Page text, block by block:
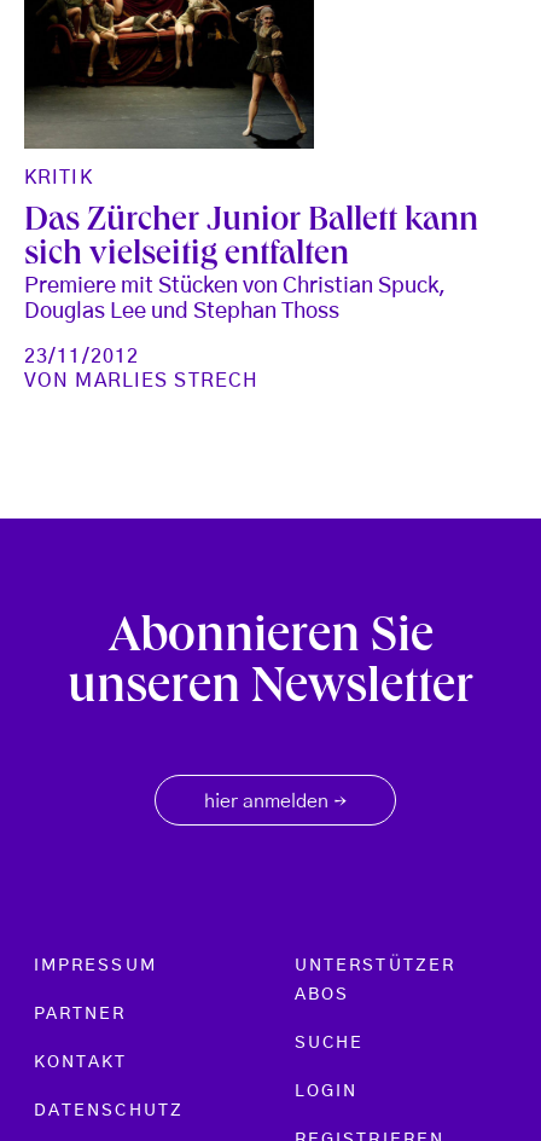
KRITIK
Das Zürcher Junior Ballett kann
sich vielseitig entfalten
Premiere mit Stücken von Christian Spuck,
Douglas Lee und Stephan Thoss
23/11/2012
VON MARLIES STRECH
Abonnieren Sie
unseren Newsletter
hier anmelden →
Footer menu
IMPRESSUM
PARTNER
KONTAKT
DATENSCHUTZ
UNTERSTÜTZER
ABOS
SUCHE
LOGIN